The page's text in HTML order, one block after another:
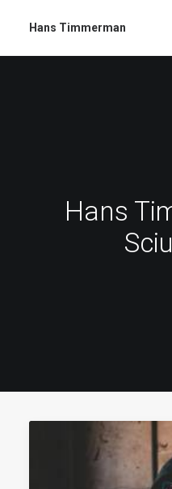
Hans Timmerman
Hans